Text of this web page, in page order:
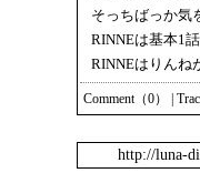
そっちばっか気
RINNEは基本1
RINNEはりんね
Comment（0）
http://luna-